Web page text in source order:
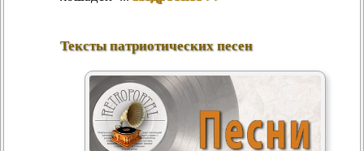
Тексты патриотических песен